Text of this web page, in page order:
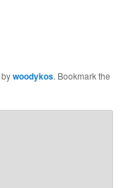
bywoodykos. Bookmark the